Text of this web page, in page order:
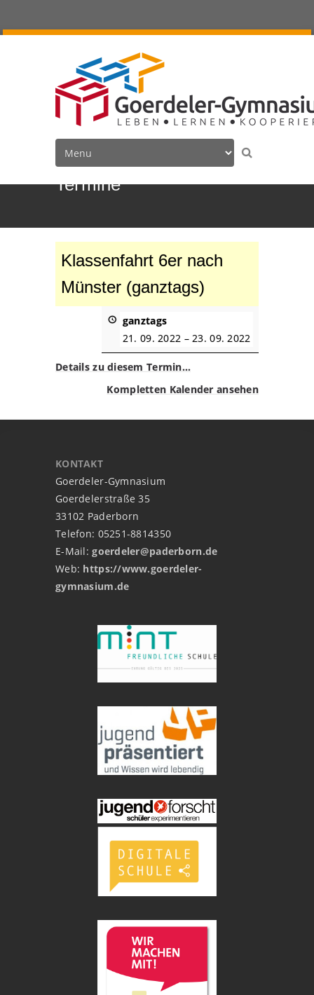
Termine
Klassenfahrt 6er nach
Münster (ganztags)
ganztags
21. 09. 2022 –23. 09. 2022
Details zu diesem Termin…
Kompletten Kalender ansehen
KONTAKT
Goerdeler-Gymnasium
Goerdelerstraße 35
33102 Paderborn
Telefon: 05251-8814350
E-Mail:goerdeler@paderborn.de
Web: https://www.goerdeler-
gymnasium.de